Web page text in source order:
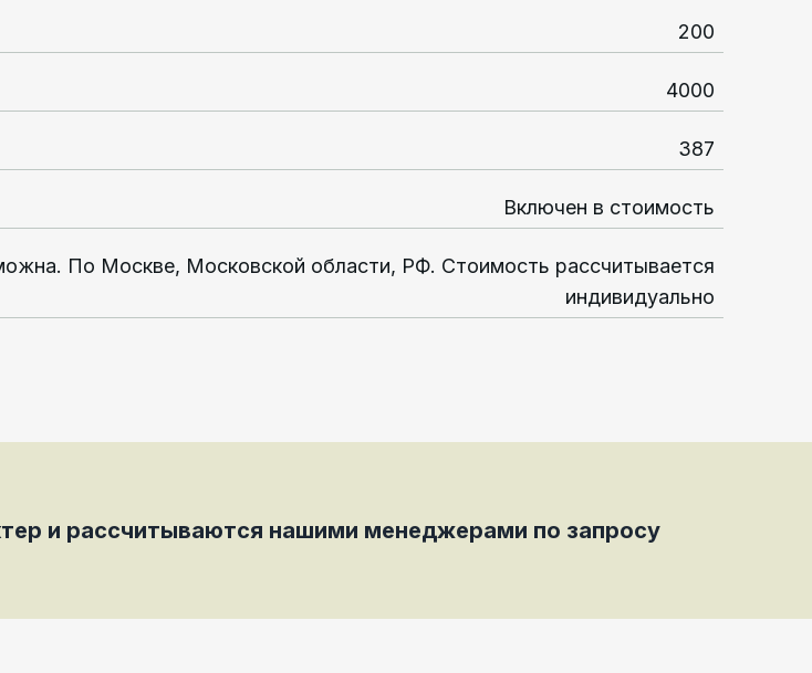
200
4000
387
Включен в стоимость
По Москве, Московской области, РФ. Стоимость рассчитывается
индивидуально
и рассчитываются нашими менеджерами по запросу